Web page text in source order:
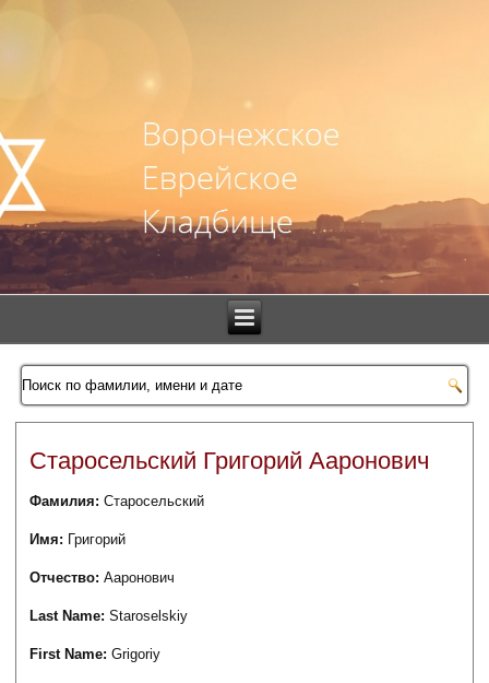
Старосельский Григорий Ааронович
Фамилия:Старосельский
Имя: Григорий
Отчество:Ааронович
Last Name:Staroselskiy
First Name:Grigoriy